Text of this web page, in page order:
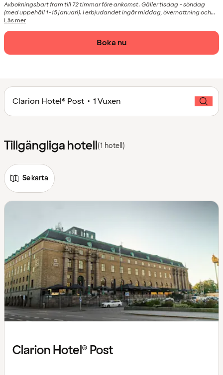
Avbokningsbart fram till 72 timmar före ankomst. Gäller tisdag - söndag
(med uppehåll 1-15 januari). I erbjudandet ingår middag, övernattning och...
Läs mer
Boka nu
Clarion Hotel® Post • 1 Vuxen
Tillgängliga hotell(1 hotell)
Se karta
Clarion Hotel® Post